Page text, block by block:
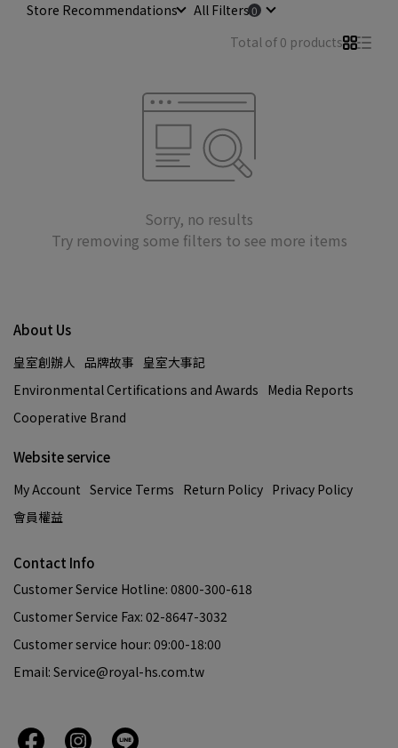
Store Recommendations
All Filters
Total of 0 products
Sorry, no results
Try removing some filters to see more items
About Us
皇室創辦人 品牌故事 皇室大事記
Environmental Certifications and Awards Media Reports
Cooperative Brand
Website service
My Account Service Terms Return Policy Privacy Policy
會員權益
Contact Info
Customer Service Hotline: 0800-300-618
Customer Service Fax: 02-8647-3032
Customer service hour: 09:00-18:00
Email: Service@royal-hs.com.tw